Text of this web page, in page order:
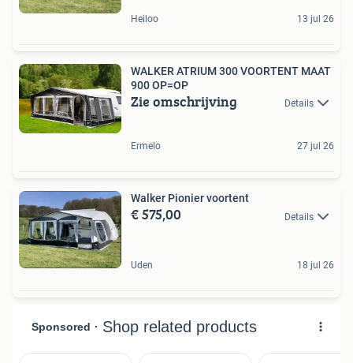
Heiloo 13 jul 26
WALKER ATRIUM 300 VOORTENT MAAT
900 OP=OP
Zie omschrijving Details
Ermelo 27 jul 26
Walker Pionier voortent
€ 575,00 Details
Uden 18 jul 26